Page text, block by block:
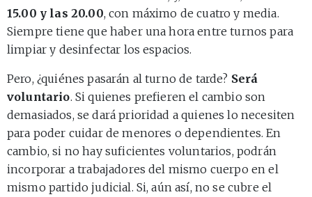
15.00 y las 20.00, con máximo de cuatro y media.
Siempre tiene que haber una hora entre turnos para
limpiar y desinfectar los espacios.
Pero, ¿quiénes pasarán al turno de tarde? Será
voluntario. Si quienes prefieren el cambio son
demasiados, se dará prioridad a quienes lo necesiten
para poder cuidar de menores o dependientes. En
cambio, si no hay suficientes voluntarios, podrán
incorporar a trabajadores del mismo cuerpo en el
mismo partido judicial. Si, aún así, no se cubre el